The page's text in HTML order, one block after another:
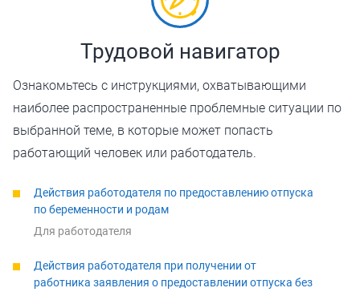
Трудовой навигатор
Ознакомьтесь с инструкциями, охватывающими
наиболее распространенные проблемные ситуации по
выбранной теме, в которые может попасть
работающий человек или работодатель.
Действия работодателя по предоставлению отпуска
по беременности и родам
Для работодателя
Действия работодателя при получении от
работника заявления о предоставлении отпуска без